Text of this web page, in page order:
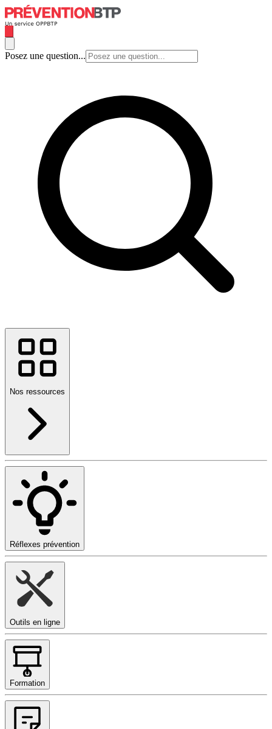
Posez une question...
Nos ressources
Réflexes prévention
Outils en ligne
Formation